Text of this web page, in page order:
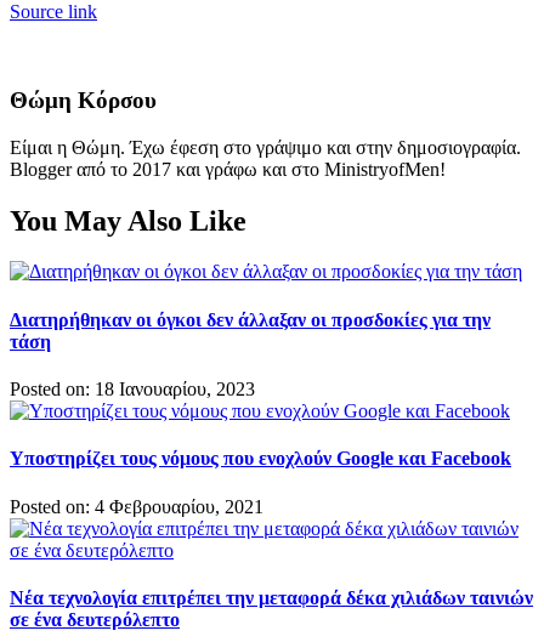
Source link
Θώμη Κόρσου
Είμαι η Θώμη. Έχω έφεση στο γράψιμο και στην δημοσιογραφία.
Blogger από το 2017 και γράφω και στο MinistryofMen!
You May Also Like
Διατηρήθηκαν οι όγκοι δεν άλλαξαν οι προσδοκίες για την
τάση
Posted on: 18 Ιανουαρίου, 2023
Υποστηρίζει τους νόμους που ενοχλούν Google και Facebook
Posted on: 4 Φεβρουαρίου, 2021
Νέα τεχνολογία επιτρέπει την μεταφορά δέκα χιλιάδων ταινιών
σε ένα δευτερόλεπτο